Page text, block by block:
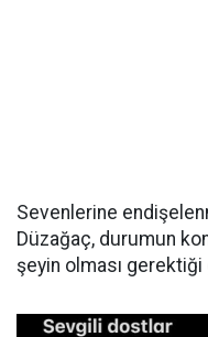
Sevenlerine
Düzağaç, durumun
şeyin olması